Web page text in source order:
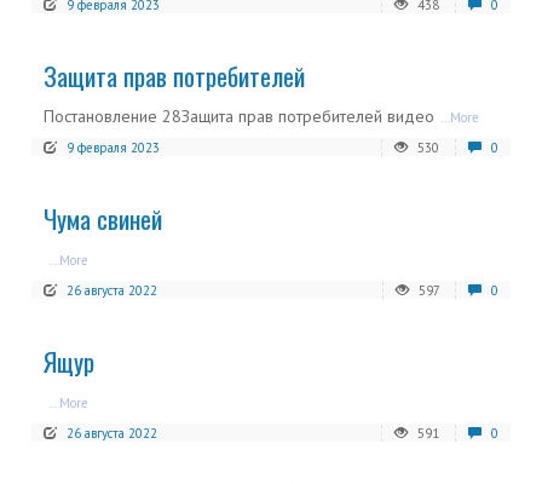
9 февраля 2023
438 0
Защита прав потребителей
Постановление 28Защита прав потребителей видео ...More
9 февраля 2023
530 0
Чума свиней
...More
26 августа 2022
597 0
Ящур
...More
26 августа 2022
591 0